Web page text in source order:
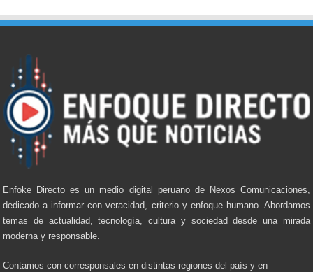
Enfoke Directo es un medio digital peruano de Nexos Comunicaciones,
dedicado a informar con veracidad, criterio y enfoque humano. Abordamos
temas de actualidad, tecnología, cultura y sociedad desde una mirada
moderna y responsable.
Contamos con corresponsales en distintas regiones del país y en